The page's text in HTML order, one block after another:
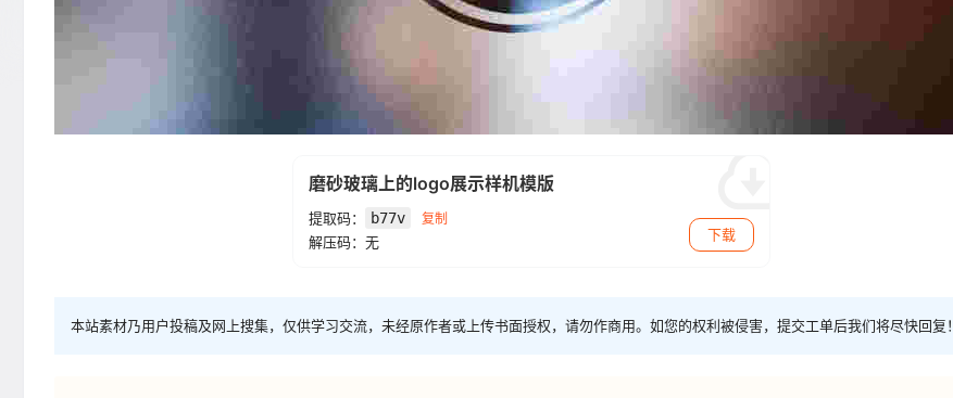
磨砂玻璃上的logo展示样机模版
提取码： b77v 复制
解压码：无 下载
本站素材乃用户投稿及网上搜集，仅供学习交流，未经原作者或上传书面授权，请勿作商用。如您的权利被侵害，提交工单后我们将尽快回复！